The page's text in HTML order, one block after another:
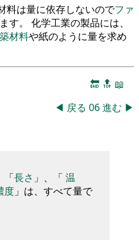
料は量に依存しないのでファ
す。 化学工業の製品には、
材料や紙のように量を求め
🔚 🔝 📖
◀ 戻る 06進む ▶
「長さ 」、「 温
度 」は、すべて量で